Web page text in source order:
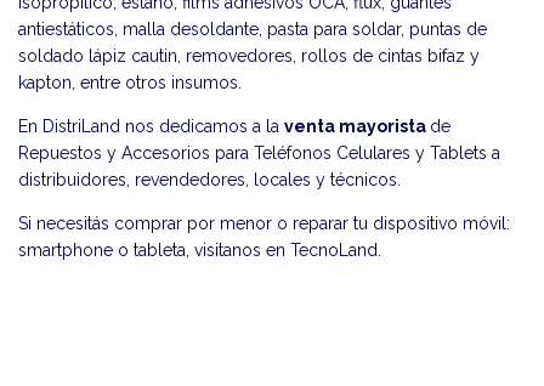
antiestáticos, malla desoldante, pasta para soldar, puntas de
soldado lápiz cautin, removedores, rollos de cintas bifaz y
kapton, entre otros insumos.
En DistriLand nos dedicamos a la venta mayorista de
Repuestos y Accesorios para Teléfonos Celulares y Tablets a
distribuidores, revendedores, locales y técnicos.
Si necesitás comprar por menor o reparar tu dispositivo móvil:
smartphone o tableta, visitanos en TecnoLand